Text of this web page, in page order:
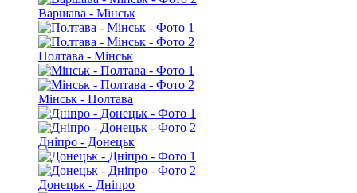
Варшава - Мінськ
Полтава - Мінськ
Мінськ - Полтава
Дніпро - Донецьк
Донецьк - Дніпро